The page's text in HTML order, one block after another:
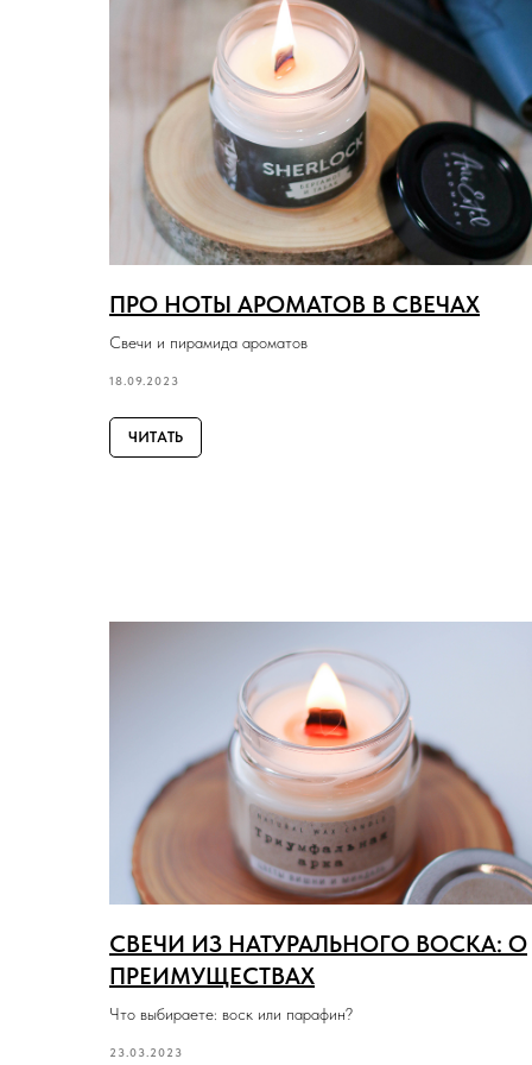
ПРО НОТЫ АРОМАТОВ В СВЕЧАХ
Свечи и пирамида ароматов
18.09.2023
ЧИТАТЬ
СВЕЧИ ИЗ НАТУРАЛЬНОГО ВОСКА: О
ПРЕИМУЩЕСТВАХ
Что выбираете: воск или парафин?
23.03.2023